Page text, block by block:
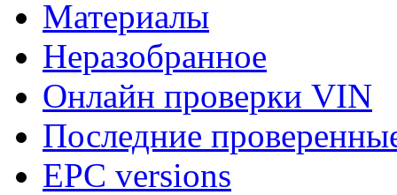
Материалы
Неразобранное
Онлайн проверки VIN
Последние
EPC versions